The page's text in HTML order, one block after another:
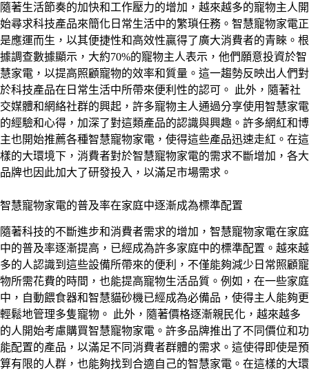
隨著生活節奏的加快和工作壓力的增加，越來越多的寵物主人開
始尋求科技產品來簡化日常生活中的繁瑣任務。智慧寵物家電正
是應運而生，以其便捷性和高效性贏得了廣大消費者的青睞。根
據調查數據顯示，大約70%的寵物主人表示，他們願意投資於智
慧家電，以提高照顧寵物的效率和質量。這一趨勢反映出人們對
於科技產品在日常生活中所帶來便利性的認可。 此外，隨著社
交媒體和網絡社群的興起，許多寵物主人通過分享使用智慧家電
的經驗和心得，加深了對這類產品的認識與興趣。許多網紅和博
主也開始推薦各種智慧寵物家電，使得這些產品迅速走紅。在這
樣的大環境下，消費者對於智慧寵物家電的需求不斷增加，各大
品牌也因此加大了研發投入，以滿足市場需求。
智慧寵物家電的普及率在家庭中逐漸成為標準配置
隨著科技的不斷進步和消費者需求的增加，智慧寵物家電在家庭
中的普及率逐漸提高，已經成為許多家庭中的標準配置。越來越
多的人認識到這些設備所帶來的便利，不僅能夠減少日常照顧寵
物所需花費的時間，也能提高寵物生活品質。例如，在一些家庭
中，自動餵食器和智慧貓砂機已經成為必備品，使得主人能夠更
輕鬆地管理多隻寵物。 此外，隨著價格逐漸親民化，越來越多
的人開始考慮購買智慧寵物家電。許多品牌推出了不同價位和功
能配置的產品，以滿足不同消費者群體的需求。這使得即使是預
算有限的人群，也能夠找到合適自己的智慧家電。在這樣的大環